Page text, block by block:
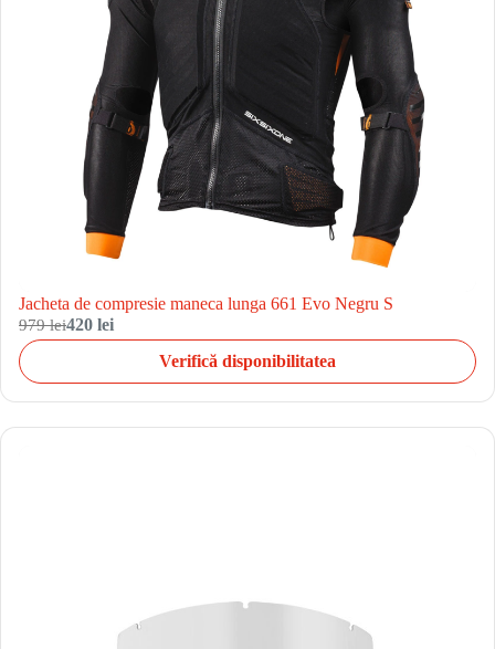
Jacheta de compresie maneca lunga 661 Evo Negru S
979 lei420 lei
Verifică disponibilitatea